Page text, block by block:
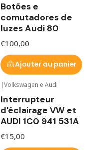
Botões e
comutadores de
luzes Audi 80
€100,00
Ajouter au panier
|Volkswagen e Audi
Interrupteur
d'éclairage VW et
AUDI 1C0 941 531A
€15,00